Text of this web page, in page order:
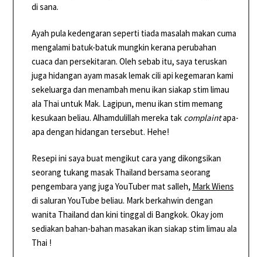
di sana.
Ayah pula kedengaran seperti tiada masalah makan cuma
mengalami batuk-batuk mungkin kerana perubahan
cuaca dan persekitaran. Oleh sebab itu, saya teruskan
juga hidangan ayam masak lemak cili api kegemaran kami
sekeluarga dan menambah menu ikan siakap stim limau
ala Thai untuk Mak. Lagipun, menu ikan stim memang
kesukaan beliau. Alhamdulillah mereka tak complaintapa-
apa dengan hidangan tersebut. Hehe!
Resepi ini saya buat mengikut cara yang dikongsikan
seorang tukang masak Thailand bersama seorang
pengembara yang juga YouTuber mat salleh, Mark Wiens
di saluran YouTube beliau. Mark berkahwin dengan
wanita Thailand dan kini tinggal di Bangkok. Okay jom
sediakan bahan-bahan masakan ikan siakap stim limau ala
Thai !